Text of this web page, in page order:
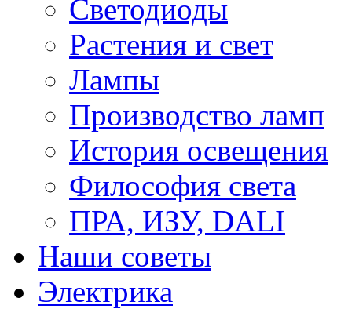
Светодиоды
Растения и свет
Лампы
Производство ламп
История освещения
Философия света
ПРА, ИЗУ, DALI
Наши советы
Электрика